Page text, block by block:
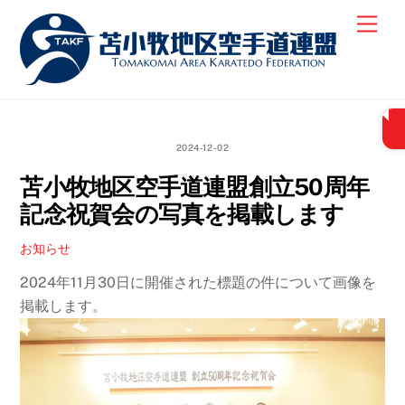
content
2024-12-02
苫小牧地区空手道連盟創立50周年
記念祝賀会の写真を掲載します
お知らせ
2024年11月30日に開催された標題の件について画像を
掲載します。